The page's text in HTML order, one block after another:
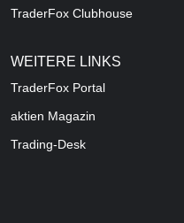
TraderFox Clubhouse
WEITERE LINKS
TraderFox Portal
aktien Magazin
Trading-Desk